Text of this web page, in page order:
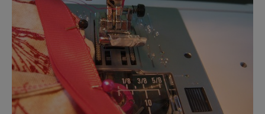
Балашиха
Барнаул
Боготол
Борзя
Боровичи
Бородино